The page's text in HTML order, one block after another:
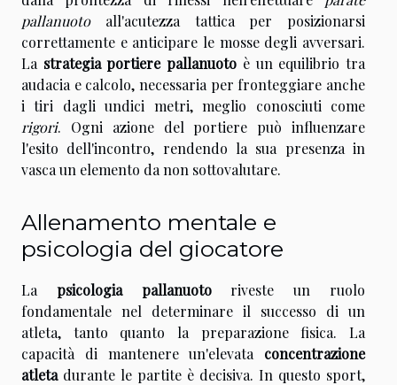
pallanuotoall'acutezza tattica per posizionarsi
correttamente e anticipare le mosse degli avversari.
La strategia portiere pallanuoto è un equilibrio tra
audacia e calcolo, necessaria per fronteggiare anche
i tiri dagli undici metri, meglio conosciuti come
rigori. Ogni azione del portiere può influenzare
l'esito dell'incontro, rendendo la sua presenza in
vasca un elemento da non sottovalutare.
Allenamento mentale e
psicologia del giocatore
La psicologia pallanuotoriveste un ruolo
fondamentale nel determinare il successo di un
atleta, tanto quanto la preparazione fisica. La
capacità di mantenere un'elevata concentrazione
atletadurante le partite è decisiva. In questo sport,